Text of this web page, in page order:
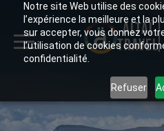
Notre site Web utilise des
l’expérience la meilleure et la
sur accepter, vous donnez
l’utilisation de cookies
confidentialité.
Refuser
ALTAÏ
TRAVEL